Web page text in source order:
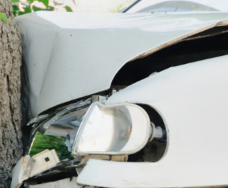
หลากหลาย
ชีวิตคุณทุกประเภทรับประกันคุณ
รปกป้องตนเอง
มั่นใจและเต็มที่ในการดำเนินธุรกิจ
รอบคลุมและป้องกันภัยทุกประเภท
ยของธุรกิจของคุณ
มนูนักลงทุนสัมพันธ์เพื่อให้บริการที่ดี
คลุมความต้องการของลูกค้าในการ
ชน)
นเสถียรภาพทางการเงินที่มั่นคง
ารลูกค้าเพราะเราเชื่อว่าคุณเป็น
ารให้บริการที่สร้างความมั่นคง